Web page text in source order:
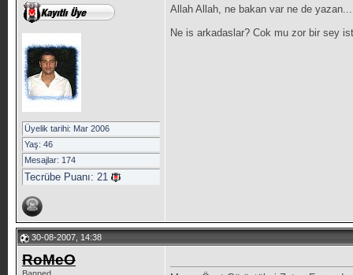
Üyelik tarihi: Mar 2006
Yaş: 46
Mesajlar: 174
Tecrübe Puanı: 21
Allah Allah, ne bakan var ne de
Ne is arkadaslar? Cok mu zor bir sey
30-08-2007, 14:38
RoMeO